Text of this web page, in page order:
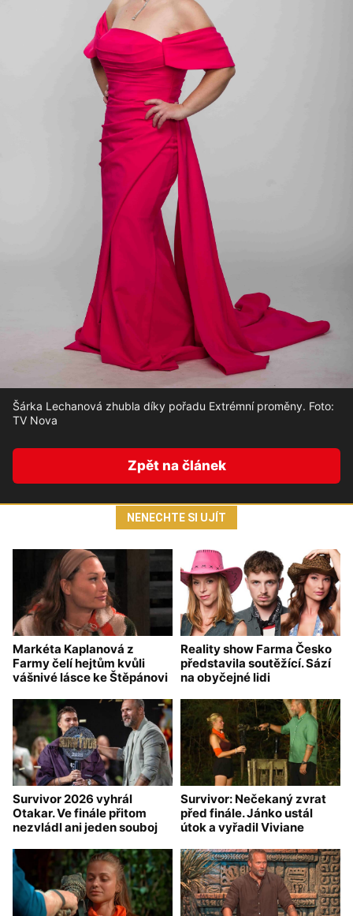
Šárka Lechanová zhubla díky pořadu Extrémní proměny. Foto:
TV Nova
Zpět na článek
NENECHTE SI UJÍT
Markéta Kaplanová z
Farmy čelí hejtům kvůli
vášnivé lásce ke Štěpánovi
Reality show Farma Česko
představila soutěžící. Sází
na obyčejné lidi
Survivor 2026 vyhrál
Otakar. Ve finále přitom
nezvládl ani jeden souboj
Survivor: Nečekaný zvrat
před finále. Jánko ustál
útok a vyřadil Viviane